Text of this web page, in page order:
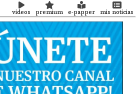
videos premium e-papper mis noticias